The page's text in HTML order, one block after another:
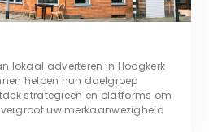
lokaal adverteren in Hoogkerk
helpen hun doelgroep
strategieën en platforms om
uw merkaanwezigheid